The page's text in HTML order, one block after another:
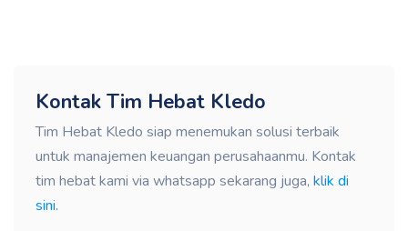
Kontak Tim Hebat Kledo
Tim Hebat Kledo siap menemukan solusi terbaik
untuk manajemen keuangan perusahaanmu. Kontak
tim hebat kami via whatsapp sekarang juga, klik di
sini.